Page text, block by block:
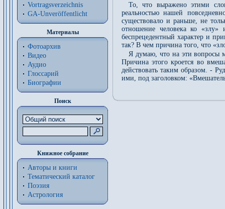
Vortragsverzeichnis
GA-Unveröffentlicht
Материалы
Фотоархив
Видео
Аудио
Глоссарий
Биографии
Поиск
Книжное собрание
Авторы и книги
Тематический каталог
Поэзия
Астрология
То, что выражено этими
реальностью нашей
существовало и раньше, не
отношение человека ко
беспрецедентный характер и
так? В чем причина того, что
Я думаю, что на эти вопросы
Причина этого кроется во
действовать таким образом. -
ими, под заголовком: